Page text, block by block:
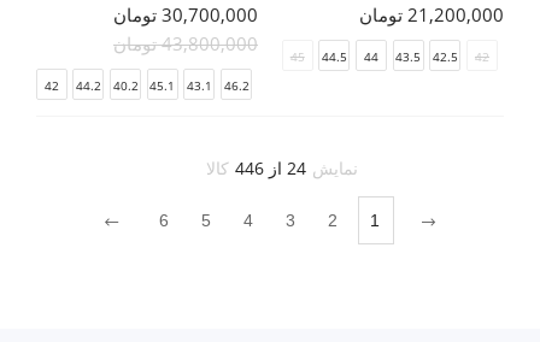
21,200,000 تومان
42
42.5
43.5
44
44.5
45
30,700,000 تومان
43,800,000 تومان
46.2
43.1
45.1
40.2
44.2
42
نمایش 24 از 446 کالا
1
2
3
4
5
6